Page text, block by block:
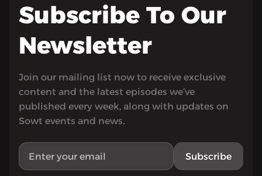
Subscribe To Our
Newsletter
Join our mailing list now to receive exclusive
content and the latest episodes we’ve
published every week, along with updates on
Sowt events and news.
Subscribe